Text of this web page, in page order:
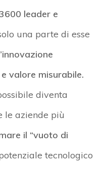
leader e
una parte di esse
valore misurabile.
diventa
le aziende più
il “vuoto di
tecnologico